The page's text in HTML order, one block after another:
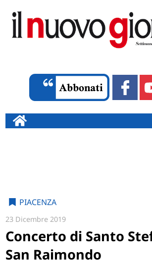
PIACENZA
23 Dicembre 2019
Concerto di Santo
San Raimondo